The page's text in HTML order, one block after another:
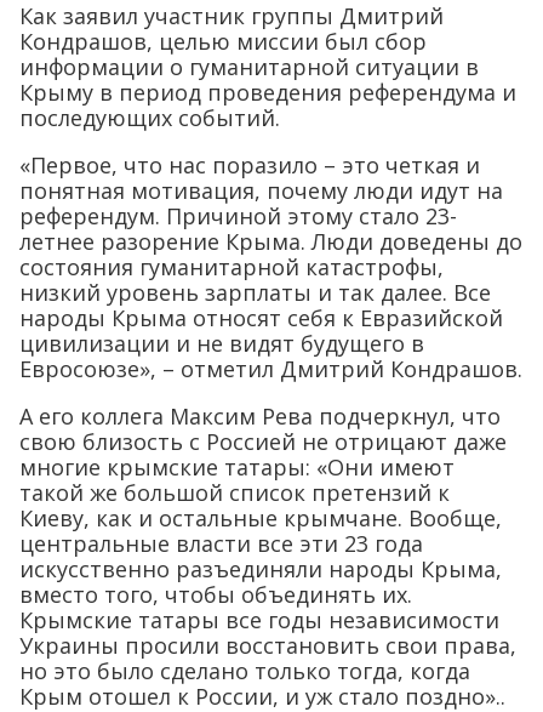
Как заявил участник группы Дмитрий
Кондрашов, целью миссии был сбор
информации о гуманитарной ситуации в
Крыму в период проведения референдума и
последующих событий.
«Первое, что нас поразило – это четкая и
понятная мотивация, почему люди идут на
референдум. Причиной этому стало 23-
летнее разорение Крыма. Люди доведены до
состояния гуманитарной катастрофы,
низкий уровень зарплаты и так далее. Все
народы Крыма относят себя к Евразийской
цивилизации и не видят будущего в
Евросоюзе», – отметил Дмитрий Кондрашов.
А его коллега Максим Рева подчеркнул, что
свою близость с Россией не отрицают даже
многие крымские татары: «Они имеют
такой же большой список претензий к
Киеву, как и остальные крымчане. Вообще,
центральные власти все эти 23 года
искусственно разъединяли народы Крыма,
вместо того, чтобы объединять их.
Крымские татары все годы независимости
Украины просили восстановить свои права,
но это было сделано только тогда, когда
Крым отошел к России, и уж стало поздно»..